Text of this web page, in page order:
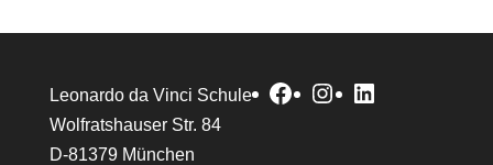
Leonardo da Vinci Schule
Wolfratshauser Str. 84
D-81379 München
Facebook
Instagram
LinkedIn